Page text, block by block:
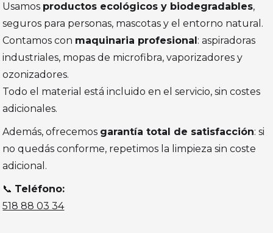
Usamos productos ecológicos y biodegradables,
seguros para personas, mascotas y el entorno natural.
Contamos con maquinaria profesional : aspiradoras
industriales, mopas de microfibra, vaporizadores y
ozonizadores.
Todo el material está incluido en el servicio, sin costes
adicionales.
Además, ofrecemos garantía total de satisfacción: si
no quedás conforme, repetimos la limpieza sin coste
adicional.
📞 Teléfono:
518 88 03 34